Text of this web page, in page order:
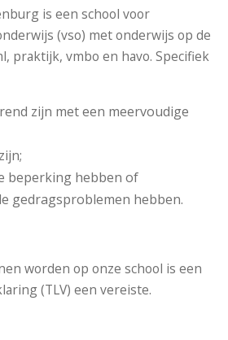
is een school voor
(vso) met onderwijs op de
praktijk, vmbo en havo. Specifiek
zijn met een meervoudige
beperking hebben of
gedragsproblemen hebben.
worden op onze school is een
(TLV) een vereiste.